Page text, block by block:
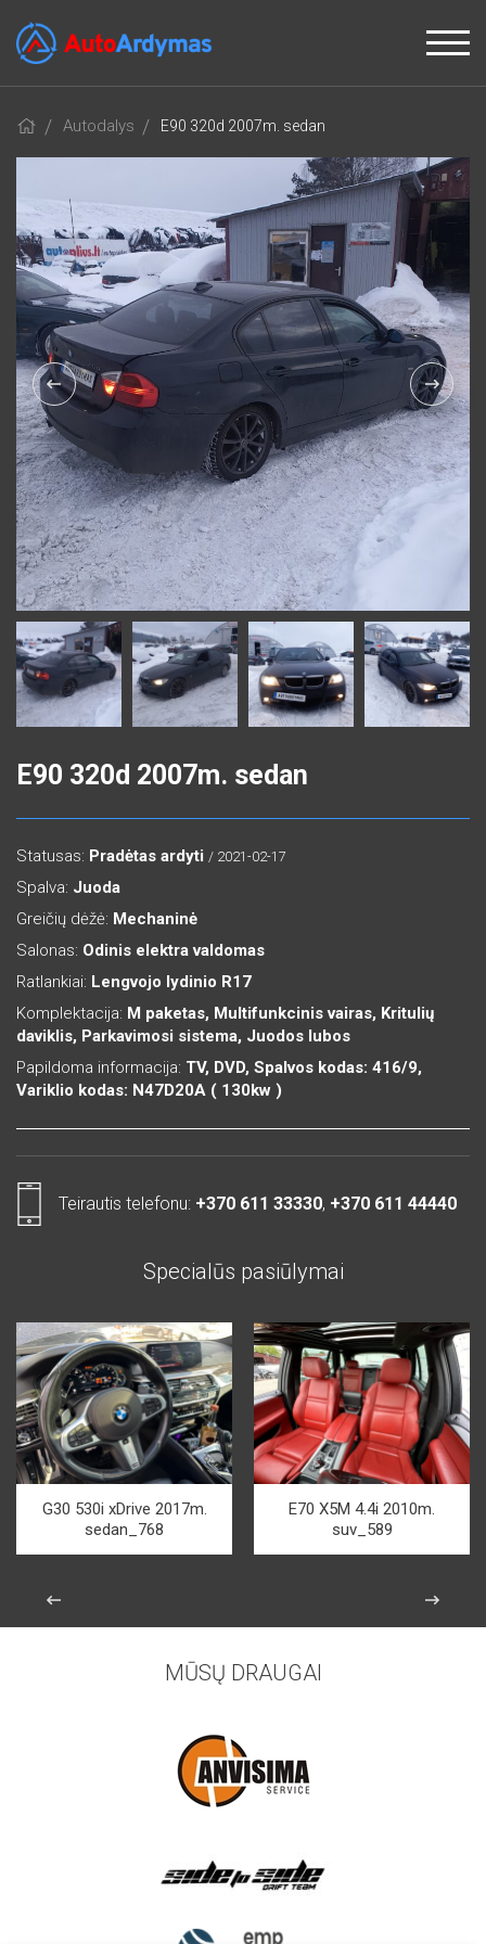
Autodalys E90 320d 2007m. sedan
E90 320d 2007m. sedan
Statusas: Pradėtas ardyti / 2021-02-17
Spalva: Juoda
Greičių dėžė: Mechaninė
Salonas: Odinis elektra valdomas
Ratlankiai: Lengvojo lydinio R17
Komplektacija: M paketas, Multifunkcinis vairas, Kritulių
daviklis, Parkavimosi sistema, Juodos lubos
Papildoma informacija: TV, DVD, Spalvos kodas: 416/9,
Variklio kodas: N47D20A ( 130kw )
Teirautis telefonu: +370 611 33330, +370 611 44440
Specialūs pasiūlymai
G30 530i xDrive 2017m.
sedan_768
E70 X5M 4.4i 2010m.
suv_589
MŪSŲ DRAUGAI